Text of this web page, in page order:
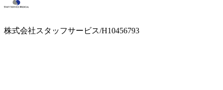
株式会社スタッフサービス/H10456793